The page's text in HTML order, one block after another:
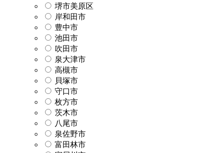
堺市美原区
岸和田市
豊中市
池田市
吹田市
泉大津市
高槻市
貝塚市
守口市
枚方市
茨木市
八尾市
泉佐野市
富田林市